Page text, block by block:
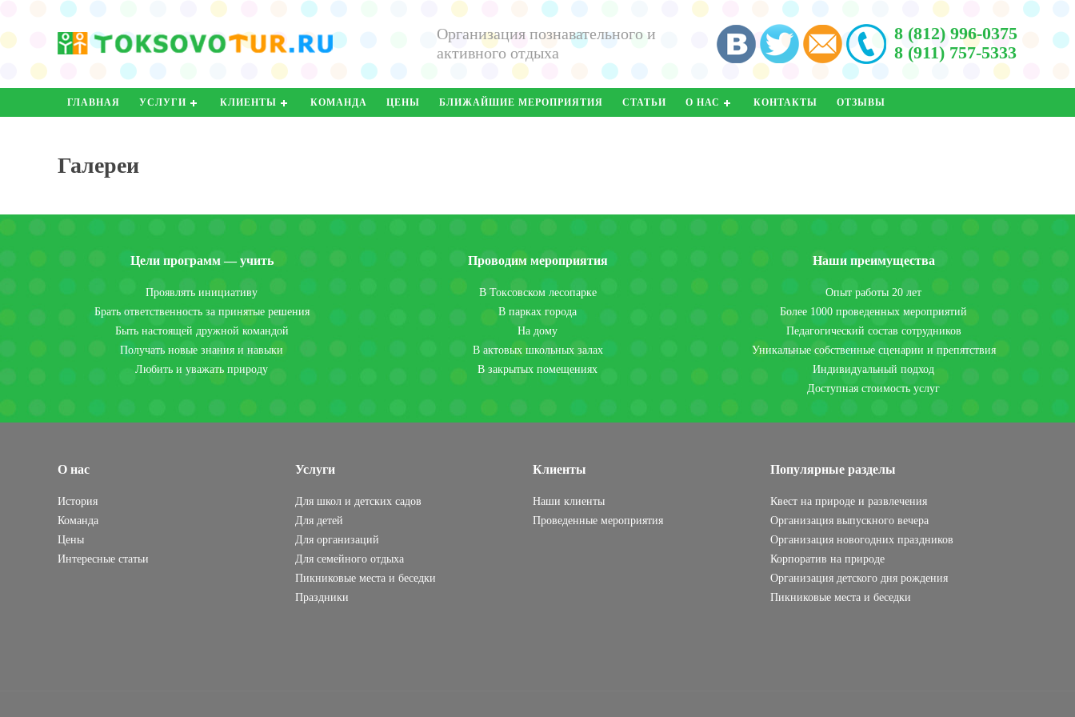
Организация познавательного и
активного отдыха
8 (812) 996-0375
8 (911) 757-5333
ГЛАВНАЯ УСЛУГИ КЛИЕНТЫ КОМАНДА ЦЕНЫ БЛИЖАЙШИЕ МЕРОПРИЯТИЯ СТАТЬИ О НАС КОНТАКТЫ ОТЗЫВЫ
Галереи
Цели программ — учить
Проявлять инициативу
Брать ответственность за принятые решения
Быть настоящей дружной командой
Получать новые знания и навыки
Любить и уважать природу
Проводим мероприятия
В Токсовском лесопарке
В парках города
На дому
В актовых школьных залах
В закрытых помещениях
Наши преимущества
Опыт работы 20 лет
Более 1000 проведенных мероприятий
Педагогический состав сотрудников
Уникальные собственные сценарии и препятствия
Индивидуальный подход
Доступная стоимость услуг
О нас
История
Команда
Цены
Интересные статьи
Услуги
Для школ и детских садов
Для детей
Для организаций
Для семейного отдыха
Пикниковые места и беседки
Праздники
Клиенты
Наши клиенты
Проведенные мероприятия
Популярные разделы
Квест на природе и развлечения
Организация выпускного вечера
Организация новогодних праздников
Корпоратив на природе
Организация детского дня рождения
Пикниковые места и беседки